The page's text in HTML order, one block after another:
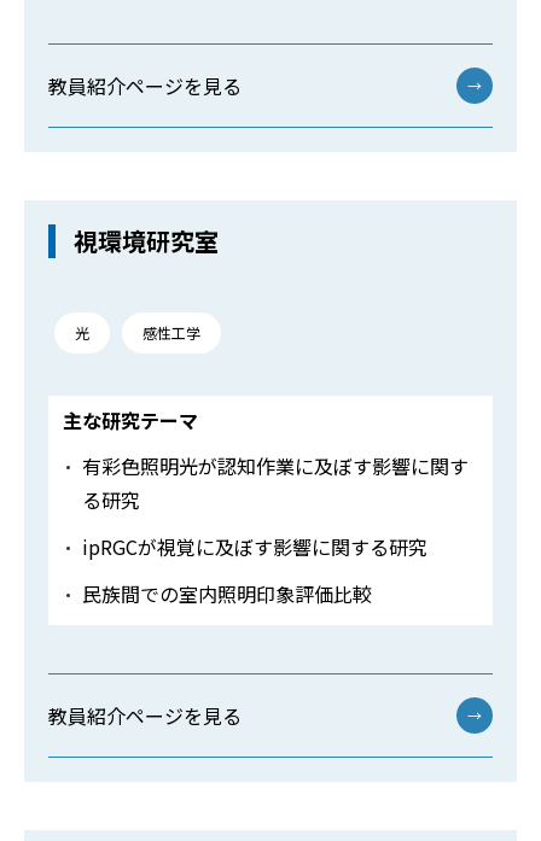
教員紹介ページを見る →
視環境研究室
光 感性工学
主な研究テーマ
有彩色照明光が認知作業に及ぼす影響に関す
る研究
ipRGCが視覚に及ぼす影響に関する研究
民族間での室内照明印象評価比較
教員紹介ページを見る →